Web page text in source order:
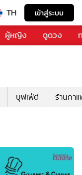
TH เข้าสู่ระบบ
ผู้หญิง ดูดวง
บุฟเฟ่ต์ ร้านกา